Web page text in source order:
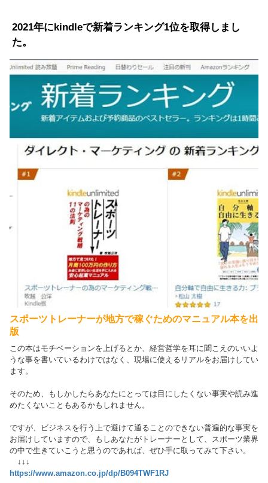
2021年にkindleで新着ランキング1位を取得しまし
た。
スポーツトレーナーが地方で稼ぐためのマニュアル本を出
版
この本はモチベーションを上げるとか、経営哲学を耳に聞こえのいいよ
うな事を書いているわけではなく、現場に使えるリアルをお届けしてい
ます。
そのため、もしかしたらあなたにとっては目にしたくない事実や読み進
めたくないこともあるかもしれません。
ですが、ビジネスを行う上で避けて通ることのできない普遍的な事実を
お届けしていますので、もしあなたがトレーナーとして、スポーツ業界
の中で生きていこうと思うのであれば、ぜひ手に取ってみて下さい。
↓↓↓
https://www.amazon.co.jp/dp/B094TWF1RJ